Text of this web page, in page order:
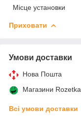
Місце установки
Приховати
Умови доставки
Нова Пошта
Магазини Rozetka
Всі умови доставки